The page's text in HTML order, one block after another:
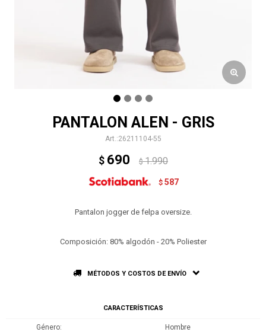
PANTALON ALEN - GRIS
26211104-55
$ 690 $ 1.990
$ 587
Pantalon jogger de felpa oversize.
Composición: 80% algodón - 20% Poliester
MÉTODOS Y COSTOS DE ENVÍO
CARACTERÍSTICAS
Género Hombre